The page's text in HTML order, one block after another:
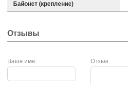
Байонет (крепление)
Отзывы
Ваше имя: Отзыв: